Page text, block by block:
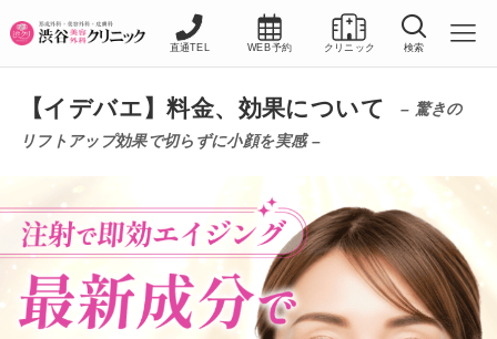
直通TEL WEB予約 クリニック 検索
【イデバエ】料金、効果について
– 驚きの
リフトアップ効果で切らずに小顔を実感 –